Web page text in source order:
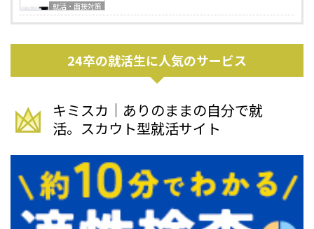
就活・面接対策
24卒の就活生に人気のサービス
キミスカ｜ありのままの自分で就
活。スカウト型就活サイト